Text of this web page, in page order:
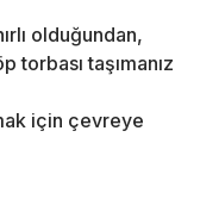
olduğundan,
torbası taşımanız
için çevreye